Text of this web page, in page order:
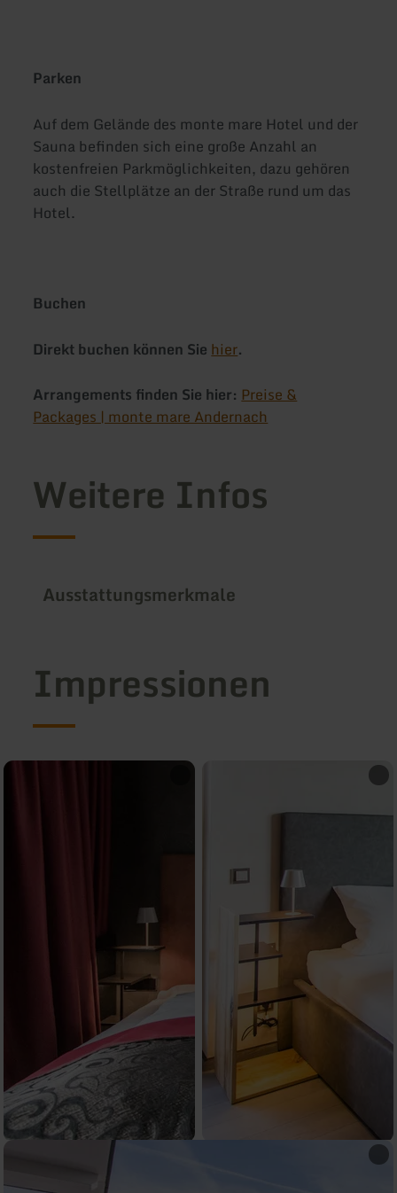
Parken
Auf dem Gelände des monte mare Hotel und der
Sauna befinden sich eine große Anzahl an
kostenfreien Parkmöglichkeiten, dazu gehören
auch die Stellplätze an der Straße rund um das
Hotel.
Buchen
Direkt buchen können Sie hier.
Arrangements finden Sie hier: Preise &
Packages | monte mare Andernach
Weitere Infos
Ausstattungsmerkmale
Impressionen